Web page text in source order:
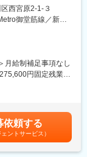
100％出資子会社
有管理する社屋や
の各種不動産物件
す。
県内のいずれかで
していただきま
を決めます。
西宮原2-1-３
御堂筋線／新大
月給制補足事項なし
円固定残業手
円 ~(前年度実
あり■固定残業時
目安の金額であ
月給(月額)は固定手
依頼する
ェントサービス）